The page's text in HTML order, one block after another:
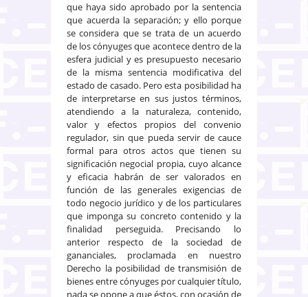
que haya sido aprobado por la sentencia
que acuerda la separación; y ello porque
se considera que se trata de un acuerdo
de los cónyuges que acontece dentro de la
esfera judicial y es presupuesto necesario
de la misma sentencia modificativa del
estado de casado. Pero esta posibilidad ha
de interpretarse en sus justos términos,
atendiendo a la naturaleza, contenido,
valor y efectos propios del convenio
regulador, sin que pueda servir de cauce
formal para otros actos que tienen su
significación negocial propia, cuyo alcance
y eficacia habrán de ser valorados en
función de las generales exigencias de
todo negocio jurídico y de los particulares
que imponga su concreto contenido y la
finalidad perseguida. Precisando lo
anterior respecto de la sociedad de
gananciales, proclamada en nuestro
Derecho la posibilidad de transmisión de
bienes entre cónyuges por cualquier título,
nada se opone a que éstos, con ocasión de